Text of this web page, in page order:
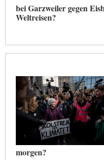
bei Garzweiler gegen
Weltreisen?
morgen?